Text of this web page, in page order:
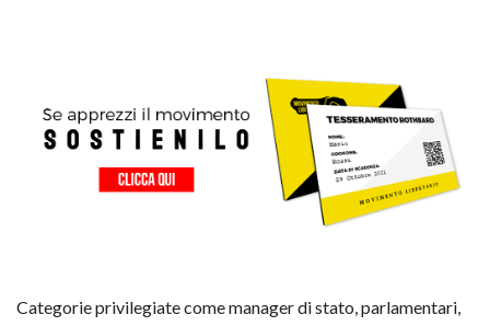
Categorie privilegiate come manager di stato, parlamentari,